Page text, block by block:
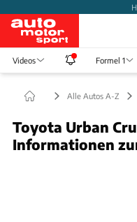
Videos Formel 1
Alle Autos A-Z
Toyota Urban
Informationen